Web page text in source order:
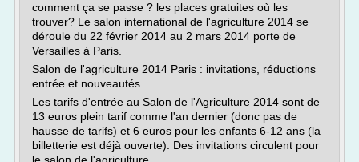
comment ça se passe ? les places gratuites où les
trouver? Le salon international de l'agriculture 2014 se
déroule du 22 février 2014 au 2 mars 2014 porte de
Versailles à Paris.
Salon de l'agriculture 2014 Paris : invitations, réductions
entrée et nouveautés
Les tarifs d'entrée au Salon de l'Agriculture 2014 sont de
13 euros plein tarif comme l'an dernier (donc pas de
hausse de tarifs) et 6 euros pour les enfants 6-12 ans (la
billetterie est déjà ouverte). Des invitations circulent pour